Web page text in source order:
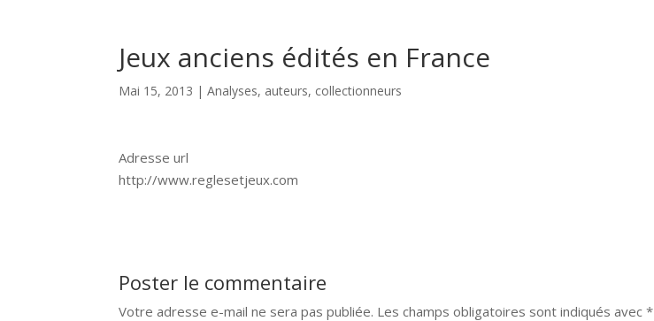
Jeux anciens édités en France
Mai 15, 2013 |Analyses, auteurs, collectionneurs
Adresse url
http://www.reglesetjeux.com
Poster le commentaire
Votre adresse e-mail ne sera pas publiée. Les champs obligatoires sont indiqués avec*